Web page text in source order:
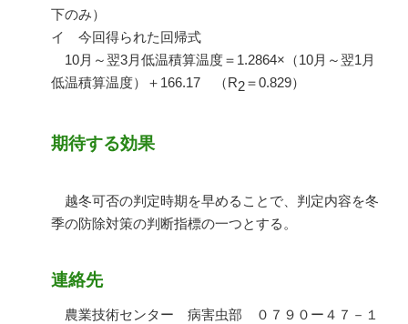
下のみ）
イ 今回得られた回帰式
10月～翌3月低温積算温度＝ 1.2864×（10月 ～翌1 月
低温積算温度）＋ 166.17 （R2＝0.829）
期待する効果
越冬可否の判定時期を早めることで、判定内容を冬
季の防除対策の判断指標の一つとする。
連絡先
農業技術センター 病害虫部 ０７９０ー４７－１